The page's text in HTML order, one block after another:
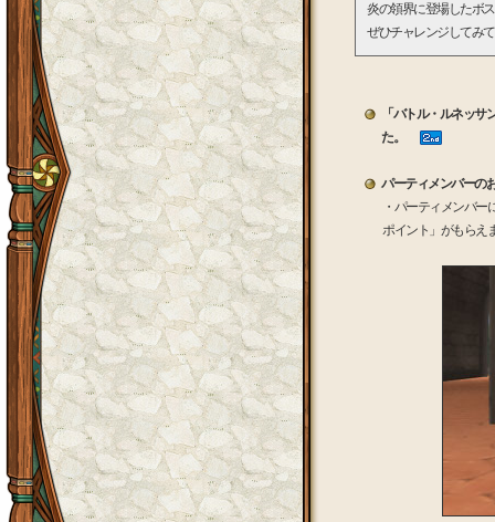
炎の領界に登場したボ
ぜひチャレンジしてみ
「バトル・ルネッ
た。
パーティメンバーの
・パーティメンバ
ポイント」がもらえ